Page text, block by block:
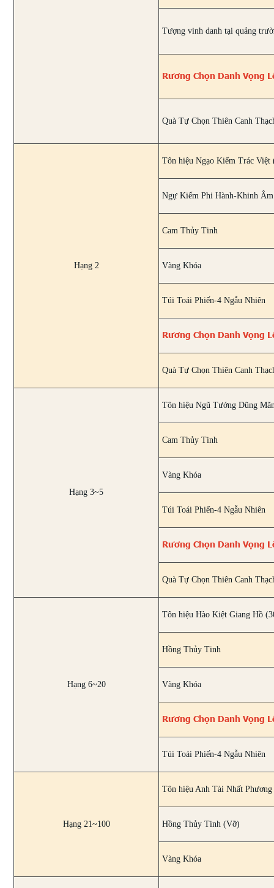
Tượng vinh danh tại quảng
Rương Chọn Danh Vọng
Quà Tự Chọn Thiên Canh
Hạng 2
Tôn hiệu Ngạo Kiếm Trác Việt
Ngự Kiếm Phi Hành-Khinh
Cam Thủy Tinh
Vàng Khóa
Túi Toái Phiến-4 Ngẫu Nhiên
Rương Chọn Danh Vọng
Quà Tự Chọn Thiên Canh
Hạng 3~5
Tôn hiệu Ngũ Tướng Dũng
Cam Thủy Tinh
Vàng Khóa
Túi Toái Phiến-4 Ngẫu Nhiên
Rương Chọn Danh Vọng
Quà Tự Chọn Thiên Canh
Hạng 6~20
Tôn hiệu Hào Kiệt Giang Hồ
Hồng Thủy Tinh
Vàng Khóa
Rương Chọn Danh Vọng
Túi Toái Phiến-4 Ngẫu Nhiên
Hạng 21~100
Tôn hiệu Anh Tài Nhất
Hồng Thủy Tinh (Vỡ)
Vàng Khóa